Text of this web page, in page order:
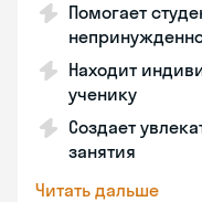
Помогает
Находит
ученику
Создает
занятия
Читать дальше